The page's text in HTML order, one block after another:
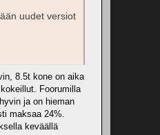
uudet versiot
8.5t kone on aika
Foorumilla
ja on hieman
maksaa 24%.
keväällä